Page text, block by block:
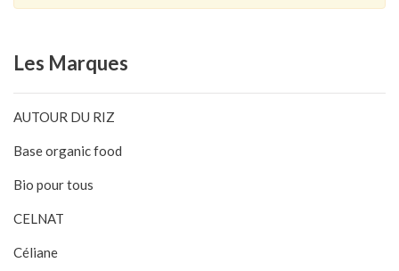
Les Marques
AUTOUR DU RIZ
Base organic food
Bio pour tous
CELNAT
Céliane